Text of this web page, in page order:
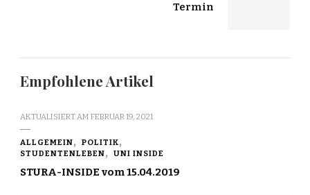
Termin
Empfohlene Artikel
AKTUALISIERT AM FEBRUAR 19, 2021
ALLGEMEIN
POLITIK
STUDENTENLEBEN
UNI INSIDE
STURA-INSIDE vom 15.04.2019